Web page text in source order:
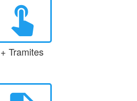
touch_app
+ Tramites